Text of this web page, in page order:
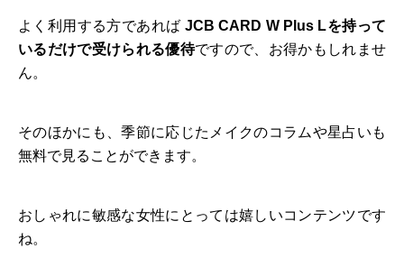
よく利用する方であれば JCB CARD W Plus Lを持って
いるだけで受けられる優待ですので、お得かもしれませ
ん。
そのほかにも、季節に応じたメイクのコラムや星占いも
無料で見ることができます。
おしゃれに敏感な女性にとっては嬉しいコンテンツです
ね。